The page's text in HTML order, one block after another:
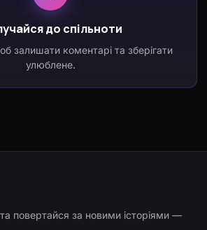
до спільноти
залишати коментарі та зберігати
улюблене.
повертайся за новими історіями —